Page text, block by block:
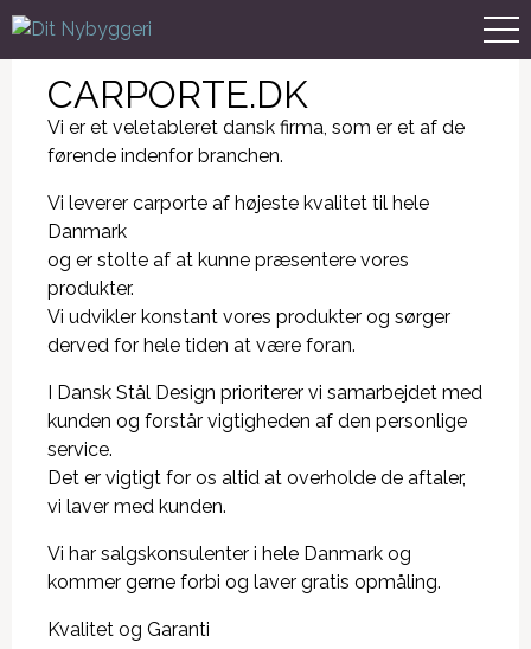
CARPORTE.DK
Vi er et veletableret dansk firma, som er et af de
førende indenfor branchen.
Vi leverer carporte af højeste kvalitet til hele
Danmark
og er stolte af at kunne præsentere vores
produkter.
Vi udvikler konstant vores produkter og sørger
derved for hele tiden at være foran.
I Dansk Stål Design prioriterer vi samarbejdet med
kunden og forstår vigtigheden af den personlige
service.
Det er vigtigt for os altid at overholde de aftaler,
vi laver med kunden.
Vi har salgskonsulenter i hele Danmark og
kommer gerne forbi og laver gratis opmåling.
Kvalitet og Garanti